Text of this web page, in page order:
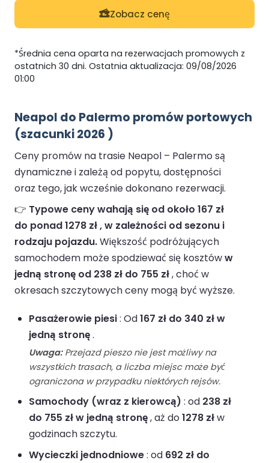
Zobacz cenę
*Średnia cena oparta na rezerwacjach promowych z
ostatnich 30 dni. Ostatnia aktualizacja: 09/08/2026
01:00
Neapol do Palermo promów portowych
(szacunki 2026 )
Ceny promów na trasie Neapol – Palermo są
dynamiczne i zależą od popytu, dostępności
oraz tego, jak wcześnie dokonano rezerwacji.
👉 Typowe ceny wahają się od około 167 zł
do ponad 1278 zł , w zależności od sezonu i
rodzaju pojazdu.Większość podróżujących
samochodem może spodziewać się kosztóww
jedną stronę od 238 zł do 755 zł, choć w
okresach szczytowych ceny mogą być wyższe.
Pasażerowie piesi: Od167 zł do 340 zł w
jedną stronę.
Uwaga:Przejazd pieszo nie jest możliwy na
wszystkich trasach, a liczba miejsc może być
ograniczona w przypadku niektórych rejsów.
Samochody (wraz z kierowcą) : od 238 zł
do 755 zł w jedną stronę, aż do 1278 złw
godzinach szczytu.
Wycieczki jednodniowe: od 692 zł do